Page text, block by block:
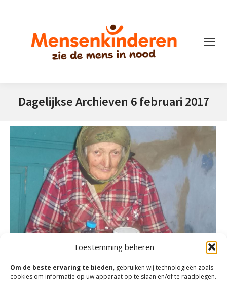
Toestemming beheren
Om de beste ervaring te bieden, gebruiken wij technologieën zoals
cookies om informatie op uw apparaat op te slaan en/of te raadplegen.
Dagelijkse Archieven 6 februari 2017